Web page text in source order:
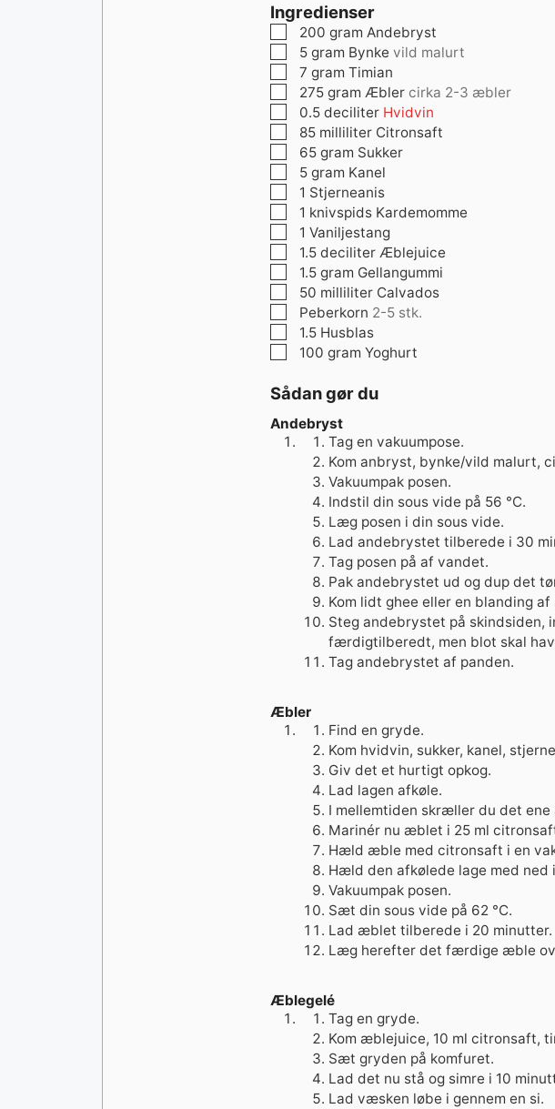
Ingredienser
▢
200 gram Andebryst
▢
5 gram Bynke vild malurt
▢
7 gram Timian
▢
275 gram Æbler cirka 2-3 æbler
▢
0.5 deciliter Hvidvin
▢
85 milliliter Citronsaft
▢
65 gram Sukker
▢
5 gram Kanel
▢1 Stjerneanis
▢1 knivspids Kardemomme
▢1 Vaniljestang
▢1.5 deciliter Æblejuice
▢1.5 gram Gellangummi
▢
50 milliliter Calvados
▢
Peberkorn 2-5 stk.
▢1.5 Husblas
▢100 gram Yoghurt
Sådan gør du
Andebryst
Tag en vakuumpose.
Kom anbryst, bynke/vild malurt,
Vakuumpak posen.
Indstil din sous vide på 56 °C.
Læg posen i din sous vide.
Lad andebrystet tilberede i 30
Tag posen på af vandet.
Pak andebrystet ud og dup det
Kom lidt ghee eller en blanding
Steg andebrystet på skindsiden,
færdigtilberedt, men blot skal
Tag andebrystet af panden.
Æbler
Find en gryde.
Kom hvidvin, sukker, kanel,
Giv det et hurtigt opkog.
Lad lagen afkøle.
I mellemtiden skræller du det
Marinér nu æblet i 25 ml
Hæld æble med citronsaft i en
Hæld den afkølede lage med ned
Vakuumpak posen.
Sæt din sous vide på 62 °C.
Lad æblet tilberede i 20 minutter.
Læg herefter det færdige æble
Æblegelé
Tag en gryde.
Kom æblejuice, 10 ml citronsaft,
Sæt gryden på komfuret.
Lad det nu stå og simre i 10
Lad væsken løbe i gennem en si.